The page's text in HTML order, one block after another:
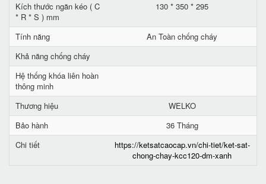
Kích thước ngăn kéo ( C
* R * S ) mm
130 * 350 * 295
Tính năng
An Toàn chống cháy
Khả năng chống cháy
Hệ thống khóa liên hoàn
thông minh
Thương hiệu
WELKO
Bảo hành
36 Tháng
Chi tiết
https://ketsatcaocap.vn/chi-tiet/ket-sat-
chong-chay-kcc120-dm-xanh